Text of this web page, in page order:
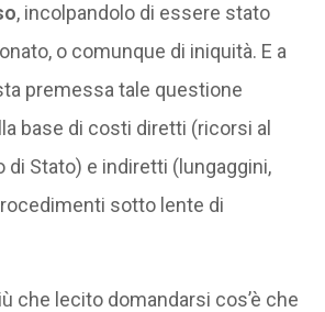
, incolpandolo di essere stato
o comunque di iniquità. E a
premessa tale questione
base di costi diretti (ricorsi al
di Stato) e indiretti (lungaggini,
sotto lente di
che lecito domandarsi cos’è che